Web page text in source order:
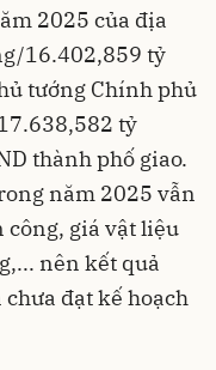
2025 của địa
16.402,859 tỷ
tướng Chính phủ
tỷ
thành phố giao.
năm 2025 vẫn
giá vật liệu
nên kết quả
đạt kế hoạch